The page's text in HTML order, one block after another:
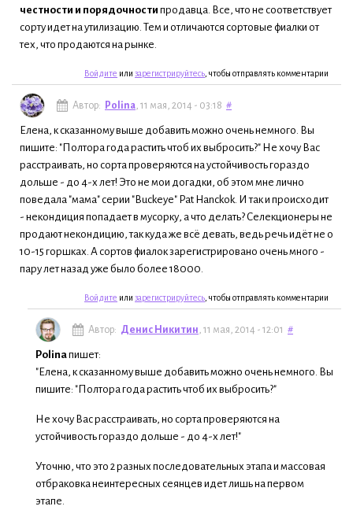
честности и порядочности продавца. Все, что не соответствует
сорту идет на утилизацию. Тем и отличаются сортовые фиалки от
тех, что продаются на рынке.
Войдите или зарегистрируйтесь , чтобы отправлять комментарии
Автор: Polina, 11 мая, 2014 - 03:18 #
Елена, к сказанному выше добавить можно очень немного. Вы
пишите: "Полтора года растить чтоб их выбросить?" Не хочу Вас
расстраивать, но сорта проверяются на устойчивость гораздо
дольше - до 4-х лет! Это не мои догадки, об этом мне лично
поведала "мама" серии "Buckeye" Pat Hanckok. И так и происходит
- некондиция попадает в мусорку, а что делать? Селекционеры не
продают некондицию, так куда же всё девать, ведь речь идёт не о
10-15 горшках. А сортов фиалок зарегистрировано очень много -
пару лет назад уже было более 18000.
Войдите или зарегистрируйтесь , чтобы отправлять комментарии
Автор: Денис Никитин, 11 мая, 2014 - 12:01 #
Polinaпишет:
"Елена, к сказанному выше добавить можно очень немного. Вы
пишите: "Полтора года растить чтоб их выбросить?"
Не хочу Вас расстраивать, но сорта проверяются на
устойчивость гораздо дольше - до 4-х лет!"
Уточню, что это 2 разных последовательных этапа и массовая
отбраковка неинтересных сеянцев идет лишь на первом
этапе.